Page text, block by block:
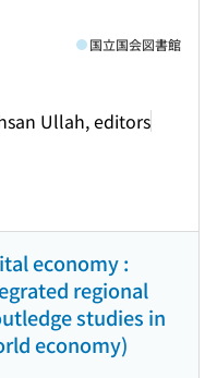
Ullah, editors
国立国会図書館
economy :
regional
studies in
economy)